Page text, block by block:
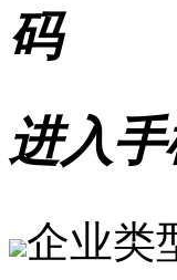
进入
企业类